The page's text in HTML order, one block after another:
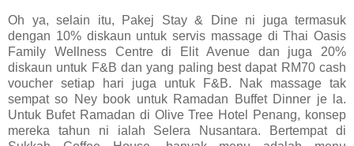
Oh ya, selain itu, Pakej Stay & Dine ni juga termasuk
dengan 10% diskaun untuk servis massage di Thai Oasis
Family Wellness Centre di Elit Avenue dan juga 20%
diskaun untuk F&B dan yang paling best dapat RM70 cash
voucher setiap hari juga untuk F&B. Nak massage tak
sempat so Ney book untuk Ramadan Buffet Dinner je la.
Untuk Bufet Ramadan di Olive Tree Hotel Penang, konsep
mereka tahun ni ialah Selera Nusantara. Bertempat di